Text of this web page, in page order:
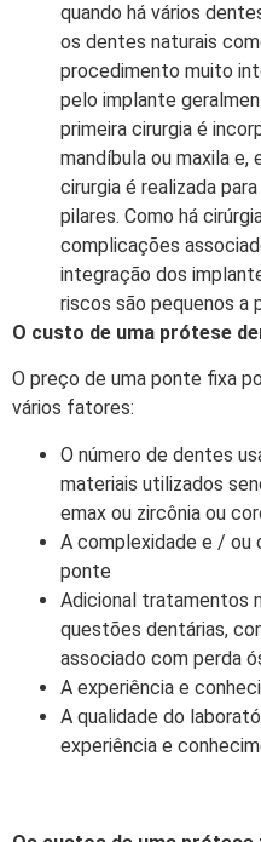
quando há vários
os dentes naturais
procedimento muito
pelo implante
primeira cirurgia é
mandíbula ou maxila e,
cirurgia é realizada
pilares. Como há
complicações
integração dos
riscos são pequenos a
O custo de uma prótese
O preço de uma ponte fixa
vários fatores:
O número de dentes
materiais utilizados
emax ou zircônia ou
A complexidade e / ou
ponte
Adicional tratamentos
questões dentárias,
associado com perda
A experiência e
A qualidade do
experiência e